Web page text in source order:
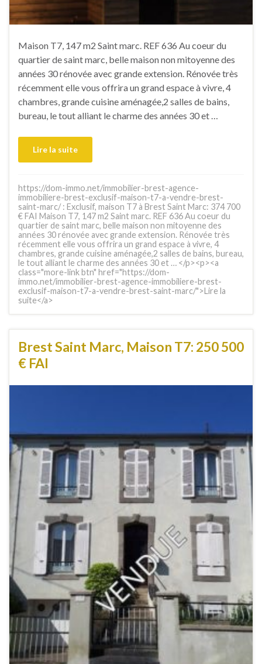
Maison T7, 147 m2 Saint marc. REF 636 Au coeur du
quartier de saint marc, belle maison non mitoyenne des
années 30 rénovée avec grande extension. Rénovée très
récemment elle vous offrira un grand espace à vivre, 4
chambres, grande cuisine aménagée,2 salles de bains,
bureau, le tout alliant le charme des années 30 et …
Lire la suite
https://dom-immo.net/immobilier-brest-agence-
immobiliere-brest-exclusif-maison-t7-a-vendre-brest-
saint-marc/ : Exclusif, maison T7 à Brest Saint Marc: 374 700
€ FAI Maison T7, 147 m2 Saint marc. REF 636 Au coeur du
quartier de saint marc, belle maison non mitoyenne des
années 30 rénovée avec grande extension. Rénovée très
récemment elle vous offrira un grand espace à vivre, 4
chambres, grande cuisine aménagée,2 salles de bains, bureau,
le tout alliant le charme des années 30 et … </p><p><a
class="more-link btn" href="https://dom-
immo.net/immobilier-brest-agence-immobiliere-brest-
exclusif-maison-t7-a-vendre-brest-saint-marc/">Lire la
suite</a>
Brest Saint Marc, Maison T7: 250 500
€ FAI